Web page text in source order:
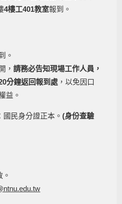
4樓工401教室報到。
。
，請務必告知現場工作人員，
分鐘返回報到處 ，以免因口
益。
國民身分證正本。(身份查驗